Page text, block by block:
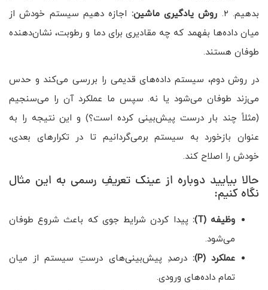
بدهیم. ۲.
روش یادگیری ماشین: اجازه دهیم سیستم خودش از
میان داده‌ها بفهمد که چه مقادیری برای دما و رطوبت، نشان‌دهنده
طوفان هستند.
در روش دوم، سیستم داده‌های قدیمی را بررسی می‌کند و حدس
می‌زند طوفان می‌شود یا نه. سپس ما عملکرد آن را می‌سنجیم
(مثلاً چند بار درست پیش‌بینی کرده است؟) و این نتیجه را به
عنوان بازخورد به سیستم برمی‌گردانیم تا در تکرارهای بعدی،
خودش را اصلاح کند.
حالا بیایید دوباره از عینک تعریفِ رسمی به این مثال
نگاه کنیم:
وظیفه (T)
:پیدا کردن شرایط جوی که باعث شروع طوفان
می‌شود.
عملکرد(P)
:درصدِ پیش‌بینی‌های درستِ سیستم از میان
تمام داده‌های ورودی.